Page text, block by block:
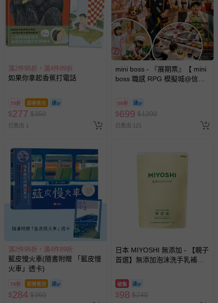
滿2件95折，滿4件89折
如果你拿起香蕉打電話
79折 即將售完
$277 $350
已售出 1
mini boss - 『展期票』【 mini
boss 職感 RPG 模擬城@信義
換，依現場梯次安排入場，逾
期作廢) (兒童票(2歲以上)贈一
名陪伴成人)
58折
$699 $1200
已售出 121
滿2件95折，滿4件89折
藍皮慢火車(隨書附贈 「藍皮慢
火車」透卡)
79折 即將售完
$284 $360
日本 MIYOSHI 無添加 - 【親子
首選】無添加泡沫洗手乳補充
破盤
$98 $240